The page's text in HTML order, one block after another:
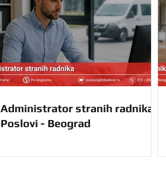
Administrator stranih radnika |
Poslovi - Beograd